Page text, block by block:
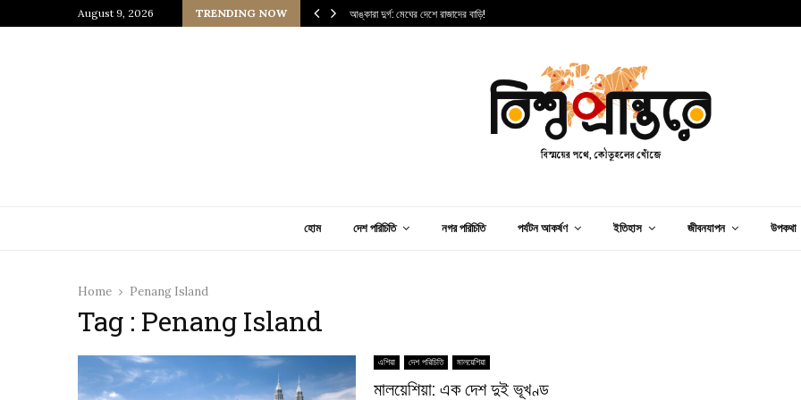
August 9, 2026 TRENDING NOW
উত্তরাধিকারীর গল্প আঙ্কারা দুর্গ: মেঘের দেশে রাজাদের বাড়ি!
হোম দেশ পরিচিতি নগর পরিচিতি পর্যটন আকর্ষণ ইতিহাস জীবনযাপন উপকথা
Home Penang Island
Tag : Penang Island
এশিয়া দেশ পরিচিতি মালয়েশিয়া
মালয়েশিয়া: এক দেশ দুই ভূখণ্ড